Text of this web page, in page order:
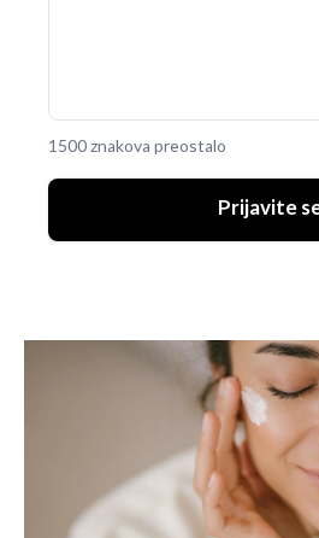
1500 znakova preostalo
Prijavite